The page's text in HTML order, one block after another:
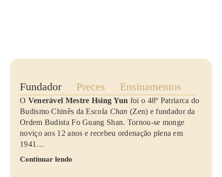
Fundador Preces Ensinamentos
O Venerável Mestre Hsing Yun foi o 48º Patriarca do
Budismo Chinês da Escola Chan (Zen) e fundador da
Ordem Budista Fo Guang Shan. Tornou-se monge
noviço aos 12 anos e recebeu ordenação plena em
1941…
Continuar lendo